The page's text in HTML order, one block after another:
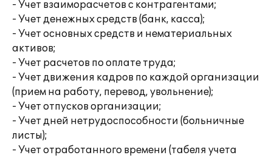
- Учет взаиморасчетов с контрагентами;
- Учет денежных средств (банк, касса);
- Учет основных средств и нематериальных
активов;
- Учет расчетов по оплате труда;
- Учет движения кадров по каждой организации
(прием на работу, перевод, увольнение);
- Учет отпусков организации;
- Учет дней нетрудоспособности (больничные
листы);
- Учет отработанного времени (табеля учета